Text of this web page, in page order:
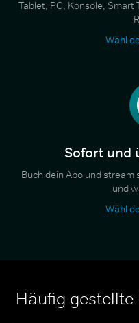
Tablet, PC, Konsole, Smart
Wähl
Sofort und
Buch dein Abo und
und
Wähl
Häufig gestellte